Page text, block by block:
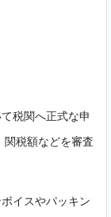
税関へ正式な申
関税額などを審査
イスやパッキン